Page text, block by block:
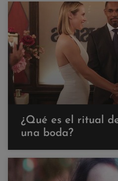
¿Qué es el ritual
una boda?